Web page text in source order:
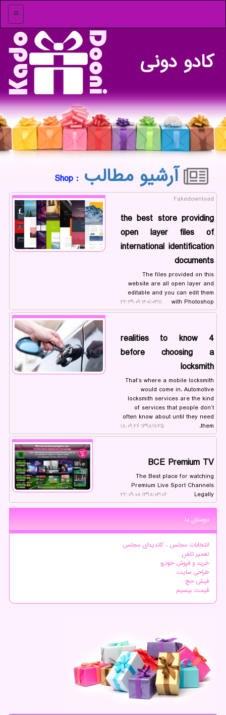
منو
كادو دونی
آرشیو مطالب : Shop
Fakedownload
the best store providing
open layer files of
international identification
documents
The files provided on this
website are all open layer and
editable and you can edit them
with Photoshop
۱۴۰۱/۰۳/۱۱ ۲۲:۳۹:۰۹
4 realities to know
before choosing a
locksmith
That’s where a mobile locksmith
would come in. Automotive
locksmith services are the kind
of services that people don’t
often know about until they need
them.
۱۳۹۸/۱۱/۲۵ ۱۸:۰۹:۲۶
BCE Premium TV
The Best place for watching
Premium Live Sport Channels
Legally
۱۳۹۸/۰۳/۰۶ ۲۲:۰۹:۰۸
دوستان ما
انتخابات مجلس ، کاندیدای مجلس
تعمیر تلفن
خرید و فروش خودرو
طراحی سایت
فیش حج
قیمت بیسیم